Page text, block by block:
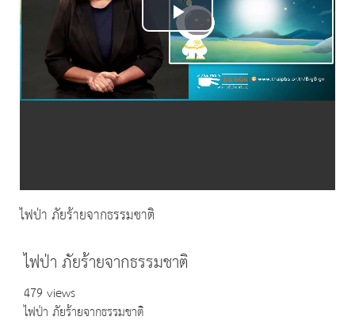
Play
Video
ไฟป่า ภัยร้ายจากธรรมชาติ
ไฟป่า ภัยร้ายจากธรรมชาติ
479 views
ไฟป่า ภัยร้ายจากธรรมชาติ